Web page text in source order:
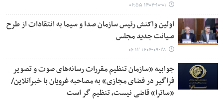
۱۴۰۴-۱۰-۰۱ ۰۶:۵۵
اولین واکنش رئیس سازمان صدا و سیما به انتقادات از طرح
صیانت جدید مجلس
۱۴۰۴-۰۹-۲۸ ۰۶:۱۲
جوابیه «سازمان تنظیم مقررات رسانه‌های صوت و تصویر
فراگیر در فضای مجازی» به مصاحبه غرویان با خبرآنلاین/
«ساترا» قاضی نیست، تنظیم گر است